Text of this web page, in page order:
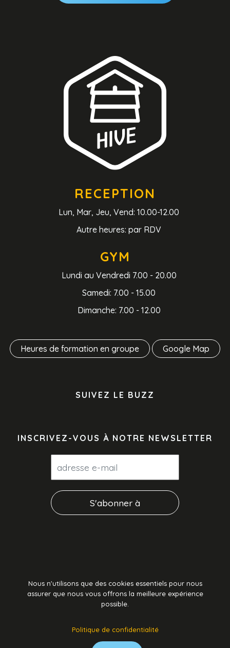
RECEPTION
Lun, Mar, Jeu, Vend: 10.00-12.00
Autre heures: par RDV
GYM
Lundi au Vendredi 7.00 - 20.00
Samedi: 7.00 - 15.00
Dimanche: 7.00 - 12.00
Heures de formation en groupe Google Map
SUIVEZ LE BUZZ
INSCRIVEZ-VOUS À NOTRE NEWSLETTER
Buzz Performance © 2026 Tous droits réservés.
Conditions générales | Politique de confidentialité
Nous n'utilisons que des cookies essentiels pour nous
assurer que nous vous offrons la meilleure expérience
possible.
Politique de confidentialité